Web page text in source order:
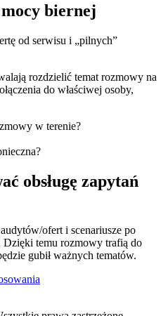
biernej
od serwisu i „pilnych”
rozdzielić temat rozmowy na
do właściwej osoby,
w terenie?
obsługę zapytań
ofert i scenariusze po
Dzięki temu rozmowy trafią do
gubił ważnych tematów.